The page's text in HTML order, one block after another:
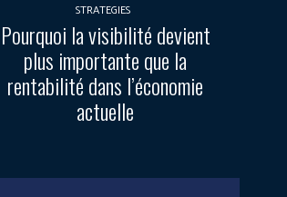
STRATEGIES
Pourquoi la visibilité devient
plus importante que la
rentabilité dans l’économie
actuelle